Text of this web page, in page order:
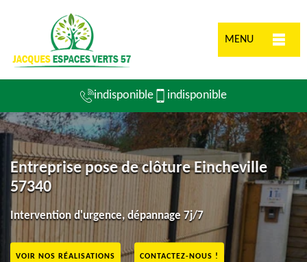
MENU
indisponible indisponible
Entreprise pose de clôture Eincheville
57340
Intervention d'urgence, dépannage 7j/7
VOIR NOS RÉALISATIONS CONTACTEZ-NOUS !